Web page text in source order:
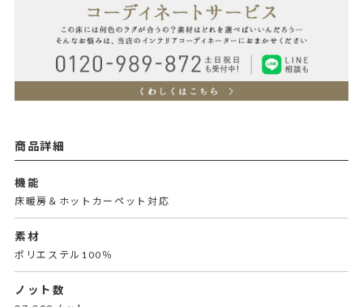
商品詳細
機能
床暖房＆ホットカーペット対応
素材
ポリエステル100％
ノット数